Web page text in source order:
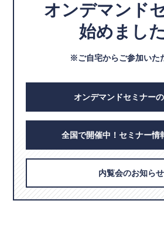
オンデマンド
始めまし
※ご自宅からご参加いた
オンデマンドセミナー
全国で開催中！セミナー情
内覧会のお知らせ